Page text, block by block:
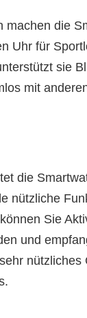
machen die
Uhr für
sie
mit
die
nützliche
Sie
und
nützliches